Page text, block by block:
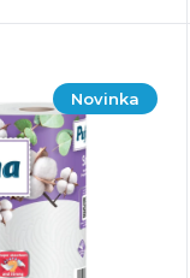
Novinka